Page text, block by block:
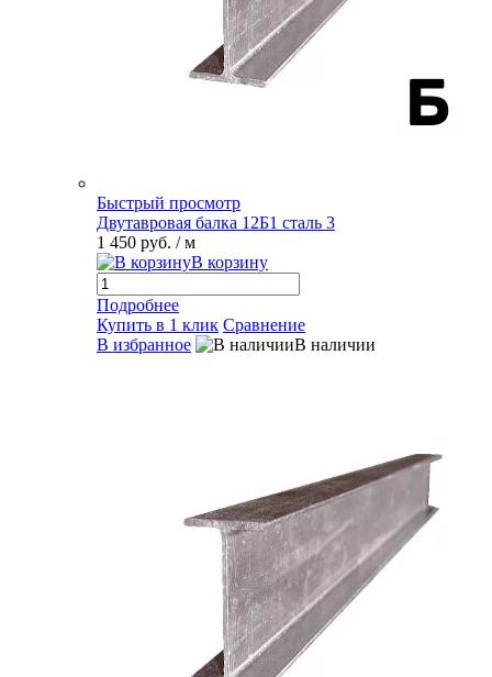
Быстрый просмотр
Двутавровая балка 12Б1 сталь 3
1 450 руб. / м
В корзину
Подробнее
Купить в 1 клик Сравнение
В избранное
В наличии